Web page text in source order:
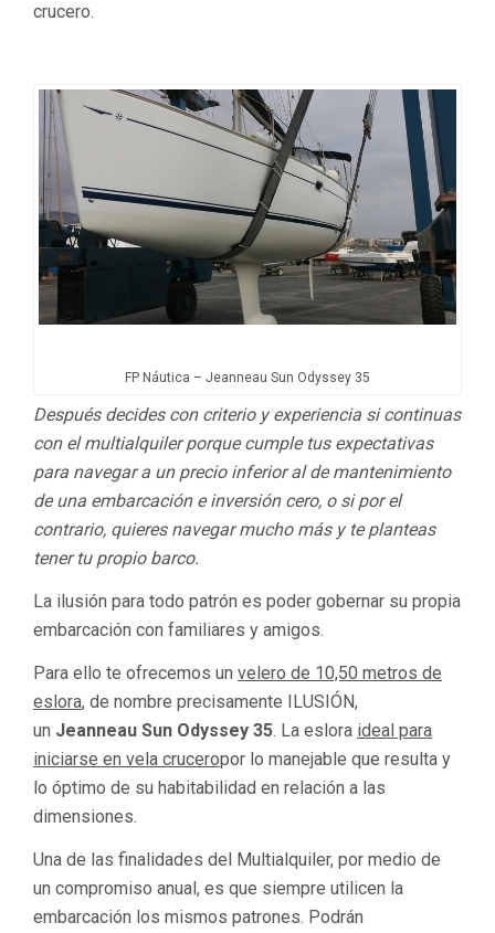
crucero.
FP Náutica – Jeanneau Sun Odyssey 35
Después decides con criterio y experiencia si continuas
con el multialquiler porque cumple tus expectativas
para navegar a un precio inferior al de mantenimiento
de una embarcación e inversión cero, o si por el
contrario, quieres navegar mucho más y te planteas
tener tu propio barco.
La ilusión para todo patrón es poder gobernar su propia
embarcación con familiares y amigos.
Para ello te ofrecemos un velero de 10,50 metros de
eslora, de nombre precisamente ILUSIÓN,
un Jeanneau Sun Odyssey 35. La eslora ideal para
iniciarse en vela cruceropor lo manejable que resulta y
lo óptimo de su habitabilidad en relación a las
dimensiones.
Una de las finalidades del Multialquiler, por medio de
un compromiso anual, es que siempre utilicen la
embarcación los mismos patrones. Podrán